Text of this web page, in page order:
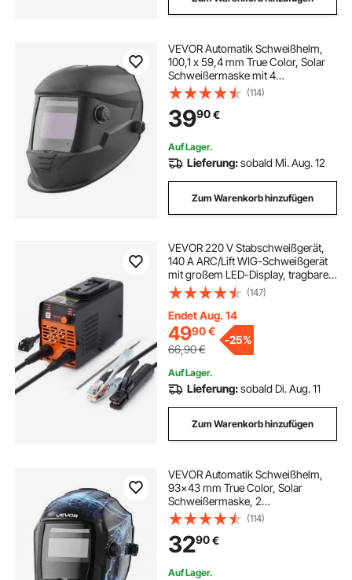
VEVOR Automatik Schweißhelm,
100,1 x 59,4 mm True Color, Solar
Schweißermaske mit 4
Lichtbogensensoren,
Schweißshirm DIN 4/5-9/9-13 für
WIG MIG ARC Schweißen Schleifen
Schneiden – METIS-Serie
(114)
3990€
Auf Lager.
Lieferung:sobald Mi. Aug. 12
Zum Warenkorb hinzufügen
VEVOR 220 V Stabschweißgerät,
140 A ARC/Lift WIG-Schweißgerät
mit großem LED-Display, tragbares
2-in-1-Stabschweißgerät mit Hot
Start Arc Force Anti-Stick VRD,
MMA ARC-Schweißgerät zum
Schweißen
(147)
Endet Aug. 14
4990€
66,90€
-25%
Auf Lager.
Lieferung:sobald Di. Aug. 11
Zum Warenkorb hinzufügen
VEVOR Automatik Schweißhelm,
93x43 mm True Color, Solar
Schweißermaske, 2
Lichtbogensensoren, DIN 4/9-13 für
WIG-, MIG- & ARC-
Schweißschleifen – CRIUS-Serie
(blaues Blitzmuster)
(114)
3290€
Auf Lager.